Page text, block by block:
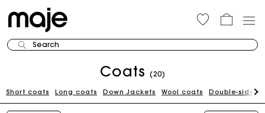
Search
Coats (20)
Short coats Long coats Down Jackets Wool coats Double-sided